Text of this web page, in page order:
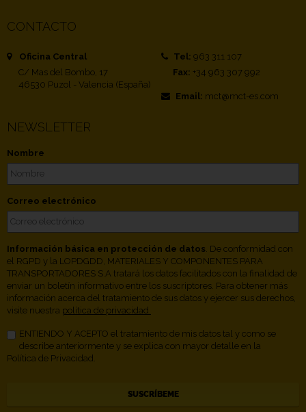
CONTACTO
Oficina Central
C/ Mas del Bombo, 17
46530 Puzol - Valencia (España)
Tel: 963 311 107
Fax: +34 963 307 992
Email: mct@mct-es.com
NEWSLETTER
Nombre
Correo electrónico
Información básica en protección de datos. De conformidad con
el RGPD y la LOPDGDD, MATERIALES Y COMPONENTES PARA
TRANSPORTADORES S.A tratará los datos facilitados con la finalidad de
enviar un boletín informativo entre los suscriptores. Para obtener más
información acerca del tratamiento de sus datos y ejercer sus derechos,
visite nuestra política de privacidad.
ENTIENDO Y ACEPTO el tratamiento de mis datos tal y como se
describe anteriormente y se explica con mayor detalle en la
Política de Privacidad.